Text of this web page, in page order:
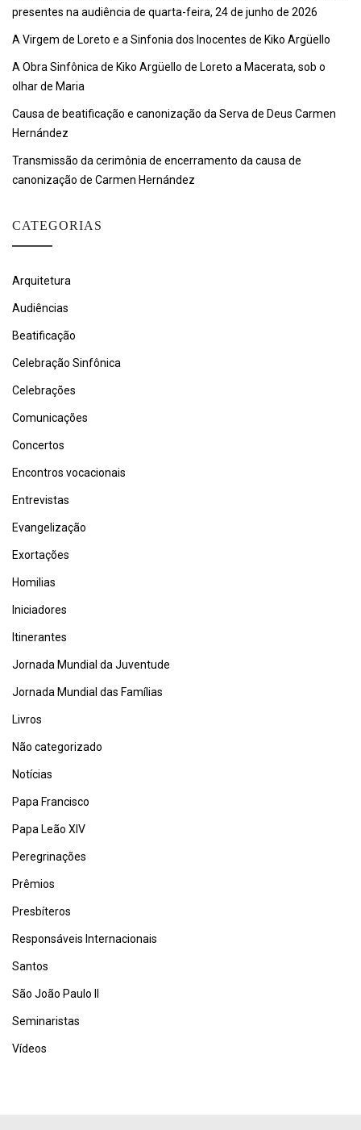
presentes na audiência de quarta-feira, 24 de junho de 2026
A Virgem de Loreto e a Sinfonia dos Inocentes de Kiko Argüello
A Obra Sinfônica de Kiko Argüello de Loreto a Macerata, sob o
olhar de Maria
Causa de beatificação e canonização da Serva de Deus Carmen
Hernández
Transmissão da cerimônia de encerramento da causa de
canonização de Carmen Hernández
CATEGORIAS
Arquitetura
Audiências
Beatificação
Celebração Sinfônica
Celebrações
Comunicações
Concertos
Encontros vocacionais
Entrevistas
Evangelização
Exortações
Homilias
Iniciadores
Itinerantes
Jornada Mundial da Juventude
Jornada Mundial das Famílias
Livros
Não categorizado
Notícias
Papa Francisco
Papa Leão XIV
Peregrinações
Prêmios
Presbíteros
Responsáveis Internacionais
Santos
São João Paulo II
Seminaristas
Vídeos